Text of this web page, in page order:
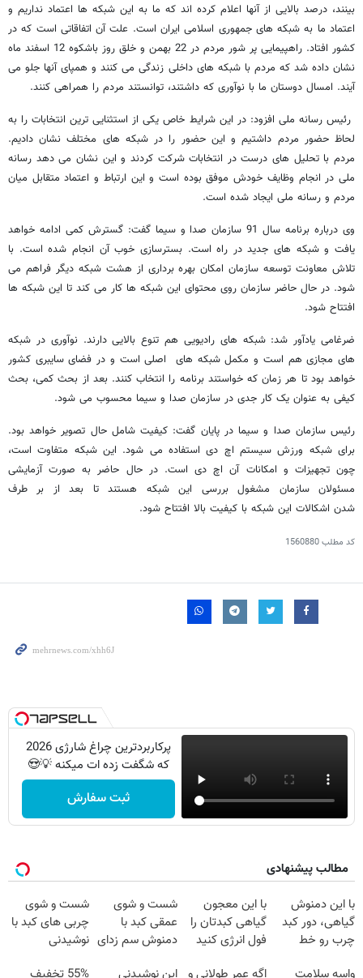
بینند، درصد بالایی از آنها اعلام کرده اند که ما به این شبکه ها اعتماد نداریم و
اعتماد ما به شبکه های جمهوری اسلامی ایران است. علت آن اتفاقاتی است که در
کشور افتاد. راهپیمایی پر شور مردم در 22 بهمن و خلق روز باشکوه 12 اسفند ماه
نشان داده شد که مردم با شبکه های داخلی زندگی می کنند و همپای آنها جلو می
آیند. امسال دوستان ما با نوآوری که داشتند، توانستند مردم را همراهی کنند.
رئیس رسانه ملی افزود: در این شرایط خاص یکی از استثنایی ترین انتخابات را به
لحاظ حضور مردم داشتیم و این حضور را در شبکه های مختلف نشان دادیم.
مردم با تحلیل های درست در انتخابات شرکت کردند و این نشان می دهد رسانه
ملی در انجام وظایف خودش موفق بوده است و این ارتباط و اعتماد متقابل میان
مردم و رسانه ملی ایجاد شده است.
وی درباره برنامه سال 91 سازمان صدا و سیما گفت: گسترش کمی ادامه خواهد
یافت و شبکه های جدید در راه است. بسترسازی خوب آن انجام شده است. با
تلاش معاونت توسعه سازمان امکان بهره برداری از هشت شبکه دیگر فراهم می
شود. در حال حاضر سازمان روی محتوای این شبکه ها کار می کند تا این شبکه ها
افتتاح شود.
ضرغامی یادآور شد: شبکه های رادیویی هم تنوع بالایی دارند. نوآوری در شبکه
های مجازی هم است و مکمل شبکه های اصلی است و در فضای سایبری کشور
خواهد بود تا هر زمان که خواستند برنامه را انتخاب کنند. بعد از بحث کمی، بحث
کیفی به عنوان یک کار جدی در سازمان صدا و سیما محسوب می شود.
رئیس سازمان صدا و سیما در پایان گفت: کیفیت شامل حال تصویر خواهد بود.
برای شبکه ورزش سیستم اچ دی استفاده می شود. این شبکه متفاوت است،
چون تجهیزات و امکانات آن اچ دی است. در حال حاضر به صورت آزمایشی
مسئولان سازمان مشغول بررسی این شبکه هستند تا بعد از بر طرف
شدن اشکالات این شبکه با کیفیت بالا افتتاح شود.
کد مطلب1560880
پرکاربردترین چراغ شارژی 2026
که شگفت زده ات میکنه 💡😍
ثبت سفارش
مطالب پیشنهادی
با این دمنوش
گیاهی، دور کبد
چرب رو خط
با این معجون
گیاهی کبدتان را
فول انرژی کنید
شست و شوی
عمقی کبد با
دمنوش سم زدای
شست و شوی
چربی های کبد با
نوشیدنی
واسه سلامت
اگه عمر طولانی و این نوشیدنی 55% تخفیف